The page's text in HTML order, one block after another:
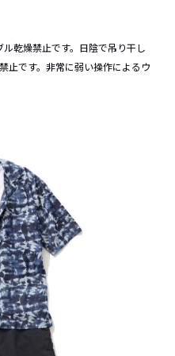
乾燥禁止です。日陰で吊り干し
止です。非常に弱い操作によるウ